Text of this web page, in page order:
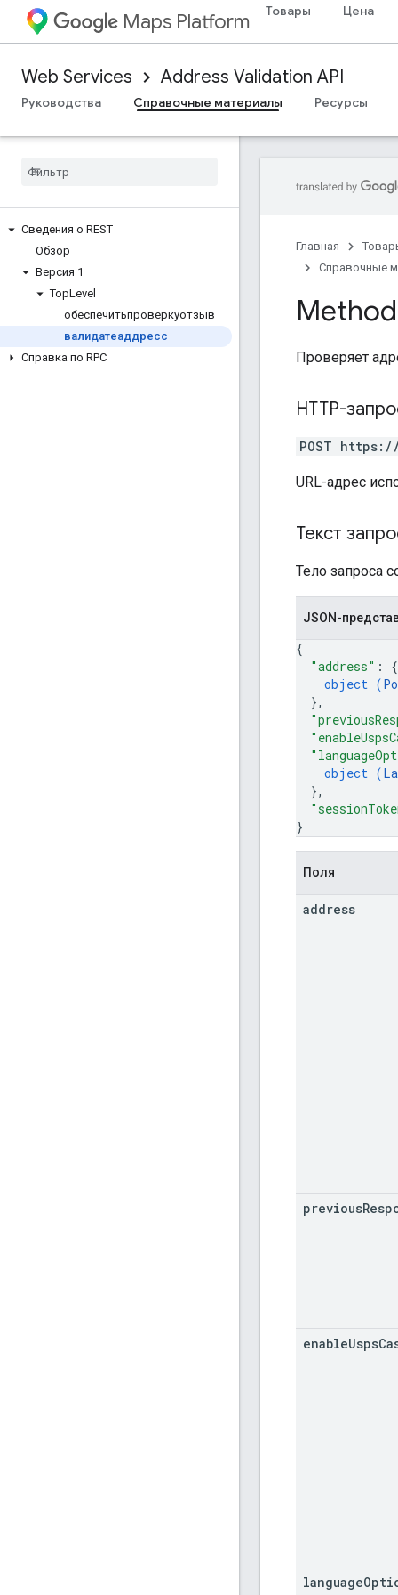
Maps Platform Товары Цена
Web Services Address Validation API
Руководства
Справочные материалы Ресурсы
Сведения о REST
Обзор
Версия 1
TopLevel
обеспечитьпроверкуотзыв
валидатеаддресс
Справка по RPC
Главная
Справочные
Проверяет
HTTP-
POST
URL-адрес
Текст
Тело запроса
JSON-
{
"address" : {
object (
},
object (
},
}
Поля
address
previous
enableUsps
language